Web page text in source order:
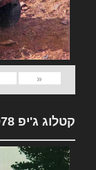
«
קטלוג ג'יפ 1978